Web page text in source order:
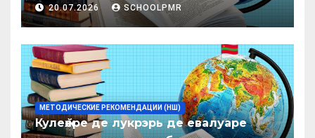
20.07.2026 SCHOOLPMR
МЕТОДИЧЕСКИЕ РЕКОМЕНДАЦИИ (НШ)
Кулеӂере де лукрэрь де евалуаре